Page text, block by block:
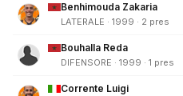
Benhimouda Zakaria
LATERALE · 1999 · 2 pres
Bouhalla Reda
DIFENSORE · 1999 · 1 pres
Corrente Luigi